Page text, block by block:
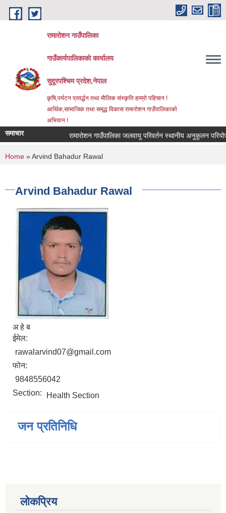
Skip to main content
रामारोशन गाउँपालिका
गाउँकार्यपालिकाकाे कार्यालय
सुदूरपश्चिम प्रदेश,नेपाल
कृषि,पर्यटन प्रवर्द्धन तथा माैलिक संस्कृति हाम्राे पहिचान !
आर्थिक,सामाजिक तथा समृद्ध विकास रामाराेशन गाउँपालिकाकाे
अभियान !
समाचार रामारोशन गाउँपालिका जलवायु परिवर्तन स्थानीय अनुकूलन
You are here
Home » Arvind Bahadur Rawal
Arvind Bahadur Rawal
अ हे ब
ईमेल:
rawalarvind07@gmail.com
फोन:
9848556042
Section:
Health Section
जन प्रतिनिधि
लोकप्रिय